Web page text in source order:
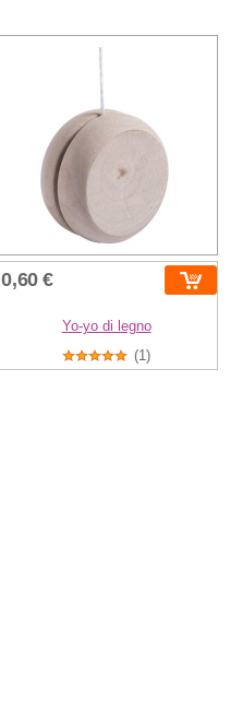
0,60 €
Yo-yo di legno
(1)